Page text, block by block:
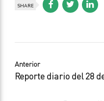
SHARE
Anterior
Reporte diario del 28